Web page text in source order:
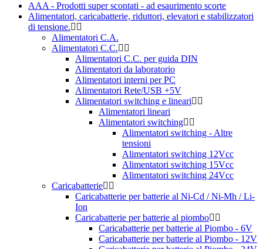
AAA - Prodotti super scontati - ad esaurimento scorte
Alimentatori, caricabatterie, riduttori, elevatori e stabilizzatori
di tensione.
Alimentatori C.A.
Alimentatori C.C.
Alimentatori C.C. per guida DIN
Alimentatori da laboratorio
Alimentatori interni per PC
Alimentatori Rete/USB +5V
Alimentatori switching e lineari
Alimentatori lineari
Alimentatori switching
Alimentatori switching - Altre
tensioni
Alimentatori switching 12Vcc
Alimentatori switching 15Vcc
Alimentatori switching 24Vcc
Caricabatterie
Caricabatterie per batterie al Ni-Cd / Ni-Mh / Li-
Ion
Caricabatterie per batterie al piombo
Caricabatterie per batterie al Piombo - 6V
Caricabatterie per batterie al Piombo - 12V